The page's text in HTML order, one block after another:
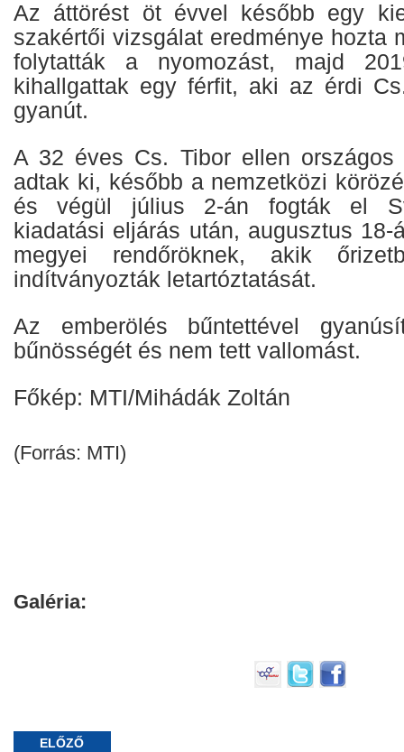
Az áttörést öt évvel később egy
szakértői vizsgálat eredménye hozta
folytatták a nyomozást, majd
kihallgattak egy férfit, aki az érdi
gyanút.
A 32 éves Cs. Tibor ellen országos
adtak ki, később a nemzetközi
és végül július 2-án fogták el
kiadatási eljárás után, augusztus
megyei rendőröknek, akik
indítványozták letartóztatását.
Az emberölés bűntettével
bűnösségét és nem tett vallomást.
Főkép: MTI/Mihádák Zoltán
(Forrás: MTI)
Galéria:
ELŐZŐ